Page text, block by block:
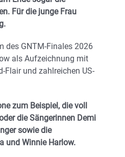
Für die junge Frau
des GNTM-Finales 2026
als Aufzeichnung mit
und zahlreichen US-
zum Beispiel, die voll
die Sängerinnen Demi
sowie die
und Winnie Harlow.